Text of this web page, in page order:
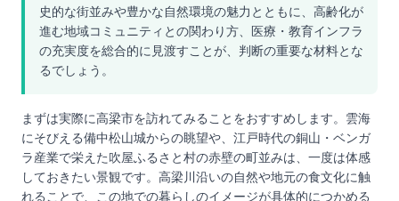
史的な街並みや豊かな自然環境の魅力とともに、高齢化が
進む地域コミュニティとの関わり方、医療・教育インフラ
の充実度を総合的に見渡すことが、判断の重要な材料とな
るでしょう。
まずは実際に高梁市を訪れてみることをおすすめします。雲海
にそびえる備中松山城からの眺望や、江戸時代の銅山・ベンガ
ラ産業で栄えた吹屋ふるさと村の赤壁の町並みは、一度は体感
しておきたい景観です。高梁川沿いの自然や地元の食文化に触
れることで、この地での暮らしのイメージが具体的につかめる